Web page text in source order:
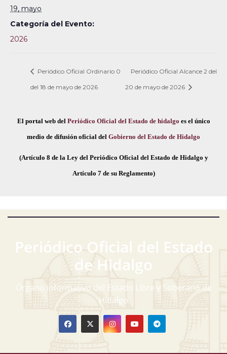
19, mayo
Categoría del Evento:
2026
Periódico Oficial Ordinario 0
del 18 de mayo de 2026
Periódico Oficial Alcance 2 del
20 de mayo de 2026
El portal web del Periódico Oficial del Estado de hidalgo es el único
medio de difusión oficial del Gobierno del Estado de Hidalgo
(Artículo 8 de la Ley del Periódico Oficial del Estado de Hidalgo y
Artículo 7 de su Reglamento)
Periódico Oficial del Estado
de Hidalgo
Órgano informativo del Estado Libre y Soberano de
Hidalgo